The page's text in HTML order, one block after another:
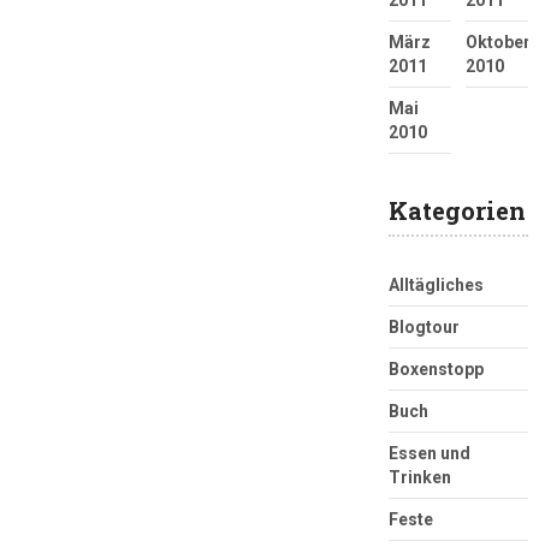
März
2011
Oktober
2010
Mai
2010
Kategorien
Alltägliches
Blogtour
Boxenstopp
Buch
Essen und
Trinken
Feste